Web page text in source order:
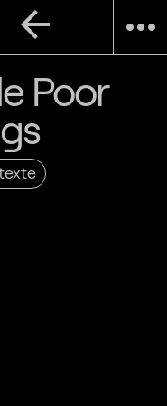
more_horiz
arrow_back
Poor